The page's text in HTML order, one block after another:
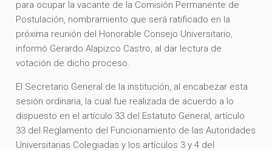
para ocupar la vacante de la Comisión Permanente de
Postulación, nombramiento que será ratificado en la
próxima reunión del Honorable Consejo Universitario,
informó Gerardo Alapizco Castro, al dar lectura de
votación de dicho proceso.
El Secretario General de la institución, al encabezar esta
sesión ordinaria, la cual fue realizada de acuerdo a lo
dispuesto en el artículo 33 del Estatuto General, artículo
33 del Reglamento del Funcionamiento de las Autoridades
Universitarias Colegiadas y los artículos 3 y 4 del